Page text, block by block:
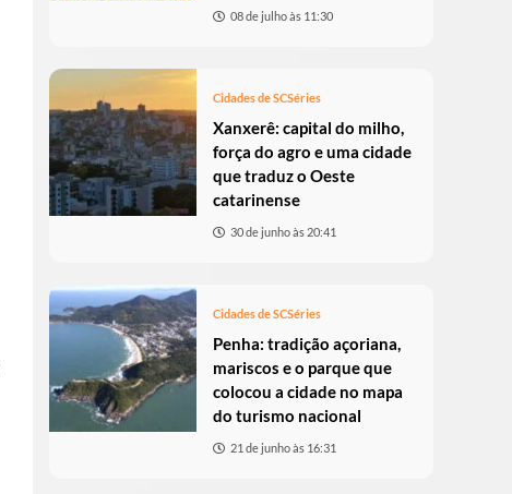
08 de julho às 11:30
Cidades de SCSéries
Xanxerê: capital do milho,
força do agro e uma cidade
que traduz o Oeste
catarinense
30 de junho às 20:41
Cidades de SCSéries
Penha: tradição açoriana,
mariscos e o parque que
colocou a cidade no mapa
do turismo nacional
21 de junho às 16:31